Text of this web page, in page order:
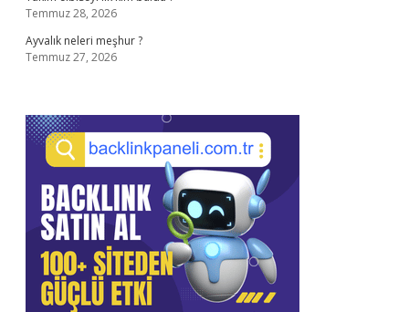
Temmuz 28, 2026
Ayvalık neleri meşhur ?
Temmuz 27, 2026